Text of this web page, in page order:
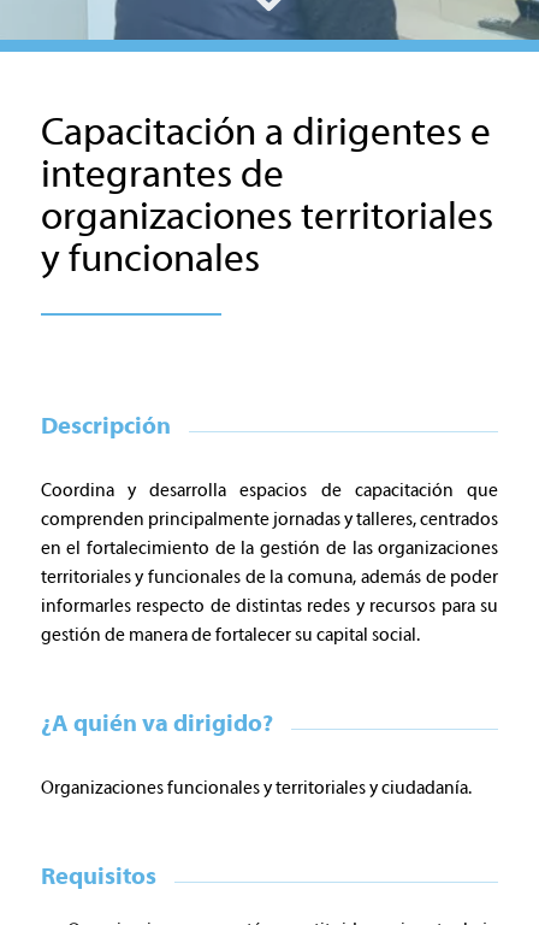
Capacitación a dirigentes e
integrantes de
organizaciones territoriales
y funcionales
Descripción
Coordina y desarrolla espacios de capacitación que
comprenden principalmente jornadas y talleres, centrados
en el fortalecimiento de la gestión de las organizaciones
territoriales y funcionales de la comuna, además de poder
informarles respecto de distintas redes y recursos para su
gestión de manera de fortalecer su capital social.
¿A quién va dirigido?
Organizaciones funcionales y territoriales y ciudadanía.
Requisitos